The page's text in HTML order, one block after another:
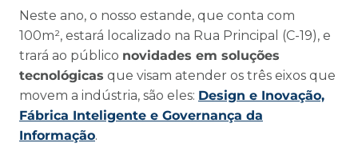
Neste ano, o nosso estande, que conta com
100m², estará localizado na Rua Principal (C-19), e
trará ao público novidades em soluções
tecnológicas que visam atender os três eixos que
movem a indústria, são eles: Design e Inovação,
Fábrica Inteligente e Governança da
Informação.